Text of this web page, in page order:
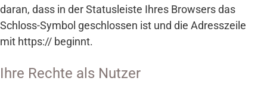
daran, dass in der Statusleiste Ihres Browsers das
Schloss-Symbol geschlossen ist und die Adresszeile
mit https:// beginnt.
Ihre Rechte als Nutzer